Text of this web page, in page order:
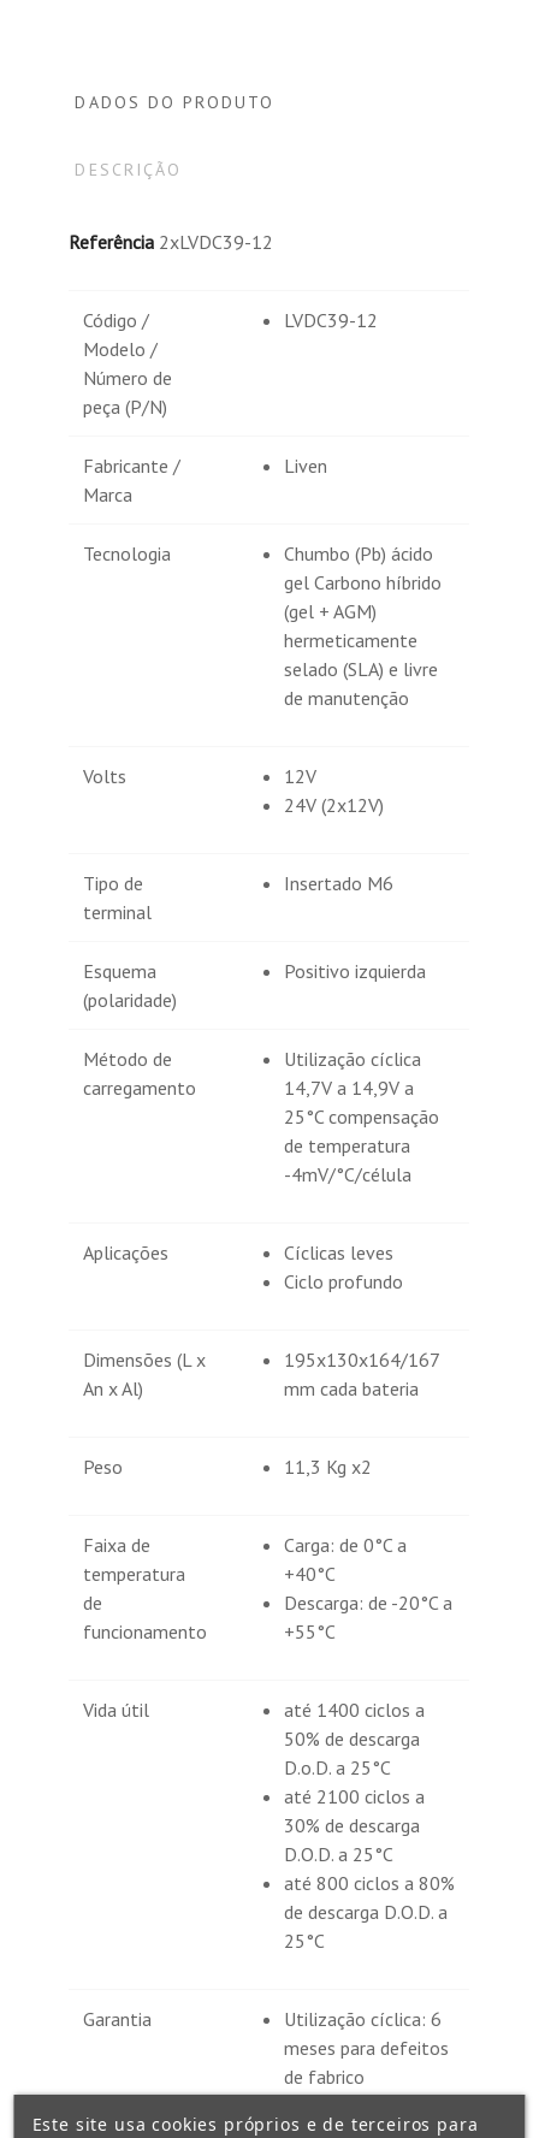
DADOS DO PRODUTO
DESCRIÇÃO
Referência 2xLVDC39-12
Código /
Modelo /
Número de
peça (P/N)
LVDC39-12
Fabricante /
Marca
Liven
Tecnologia
Chumbo (Pb) ácido
gel Carbono híbrido
(gel + AGM)
hermeticamente
selado (SLA) e livre
de manutenção
Volts
12V
24V (2x12V)
Tipo de
terminal
Insertado M6
Esquema
(polaridade)
Positivo izquierda
Método de
carregamento
Utilização cíclica
14,7V a 14,9V a
25°C compensação
de temperatura
-4mV/°C/célula
Aplicações
Cíclicas leves
Ciclo profundo
Dimensões (L x
An x Al)
195x130x164/167
mm cada bateria
Peso 11,3 Kg x2
Faixa de
temperatura
de
funcionamento
Carga: de 0°C a
+40°C
Descarga: de -20°C a
+55°C
Vida útil
até 1400 ciclos a
50% de descarga
D.o.D. a 25°C
até 2100 ciclos a
30% de descarga
D.O.D. a 25°C
até 800 ciclos a 80%
de descarga D.O.D. a
25°C
Garantia
Utilização cíclica: 6
meses para defeitos
de fabrico
Este site usa cookies próprios e de terceiros para